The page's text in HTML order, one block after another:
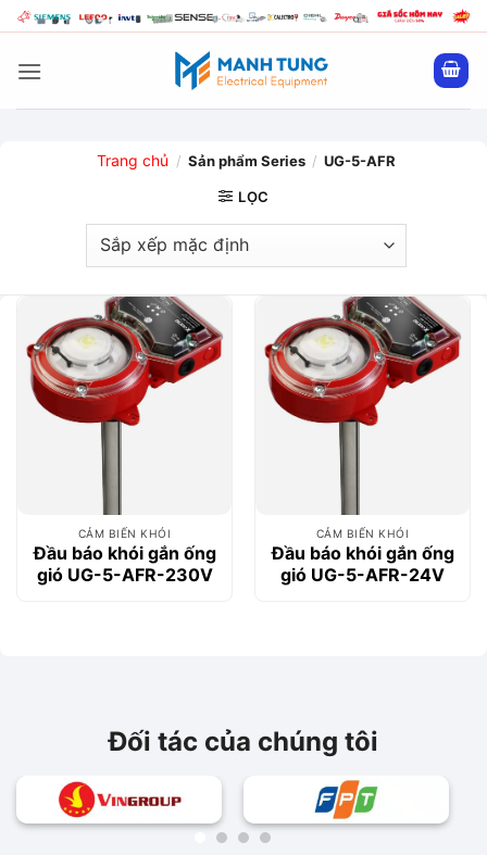
Bỏ
qua
nội
Trang chủ / Sản phẩm Series / UG-5-AFR
LỌC
CẢM BIẾN KHÓI
Đầu báo khói gắn ống
gió UG-5-AFR-230V
CẢM BIẾN KHÓI
Đầu báo khói gắn ống
gió UG-5-AFR-24V
Đối tác của chúng tôi